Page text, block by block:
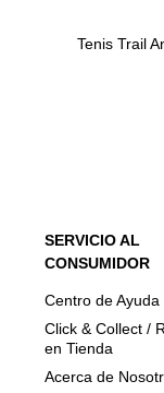
Tenis Trail
SERVICIO AL
CONSUMIDOR
Centro de Ayuda
Click & Collect /
en Tienda
Acerca de